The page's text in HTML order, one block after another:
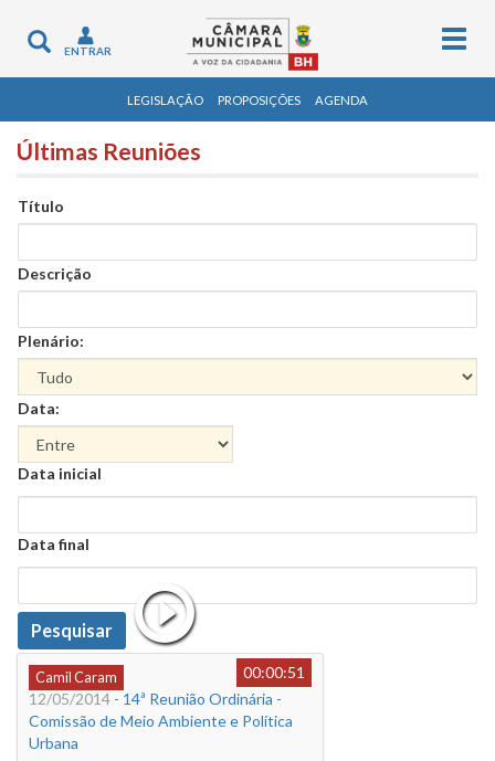
Toggle
navigation
ENTRAR
LEGISLAÇÃO PROPOSIÇÕES AGENDA
Últimas Reuniões
Título
Descrição
Plenário:
Data:
Data
Data inicial
Data
Data final
Data
Pesquisar
Camil Caram
00:00:51
12/05/2014 - 14ª Reunião Ordinária -
Comissão de Meio Ambiente e Política
Urbana